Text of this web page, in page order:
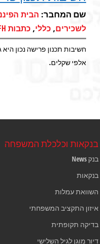
שם המחבר: הבית
לשכירים, כללי, כתבות TFH
חשיבות תכנון פרישה נכון
אלפי שקלים.
בנקאות וכלכלת המשפחה
בנק News
בנקאות
השוואת עמלות
איזון התקציב המשפחתי
בדיקה תקופתית
דיור מוגן לגיל השלישי